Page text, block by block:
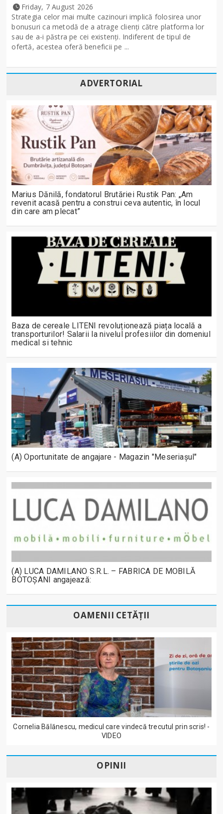
Friday, 7 August 2026
Strategia celor mai multe cazinouri implică folosirea unor
bonusuri ca metodă de a atrage clienți către platforma lor
sau de a-i păstra pe cei existenți. Indiferent de tipul de
ofertă, acestea oferă beneficii pe ...
ADVERTORIAL
Marius Dănilă, fondatorul Brutăriei Rustik Pan: „Am
revenit acasă pentru a construi ceva autentic, în locul
din care am plecat”
Baza de cereale LITENI revoluționează piața locală a
transporturilor! Salarii la nivelul profesiilor din domeniul
medical si tehnic
(A) Oportunitate de angajare - Magazin "Meseriașul"
(A) LUCA DAMILANO S.R.L. – FABRICA DE MOBILĂ
BOTOȘANI angajează:
OAMENII CETĂȚII
Cornelia Bălănescu, medicul care vindecă trecutul prin scris! -
VIDEO
OPINII